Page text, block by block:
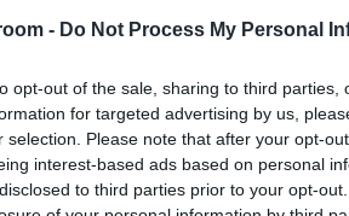
- Do Not Process My Personal
opt-out of the sale, sharing to third
for targeted advertising by us,
selection. Please note that after your opt-
interest-based ads based on personal
to third parties prior to your opt-
Ολομέλεια επί του
παραπομπή στο δικαστικό
συμβούλιο του πρώην
υφυπουργού παρά τω
Πρωθυπουργώ κ. Χρήστου